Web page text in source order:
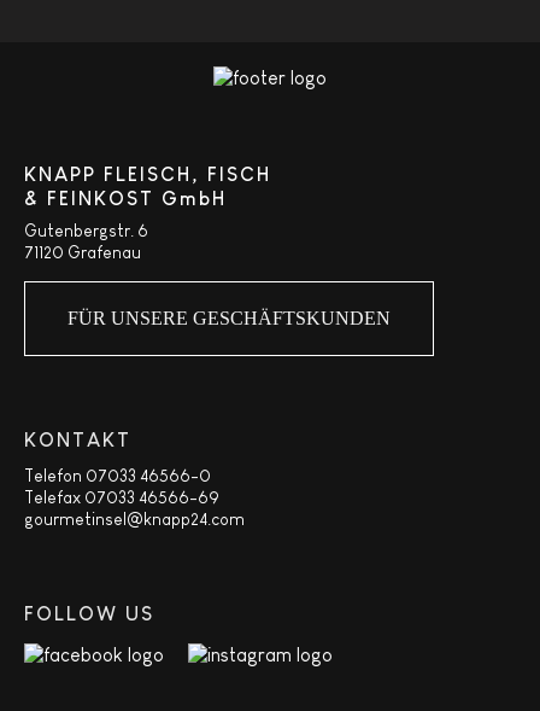
KNAPP FLEISCH, FISCH
& FEINKOST GmbH
Gutenbergstr. 6
71120 Grafenau
FÜR UNSERE GESCHÄFTSKUNDEN
KONTAKT
Telefon 07033 46566-0
Telefax 07033 46566-69
gourmetinsel@knapp24.com
FOLLOW US